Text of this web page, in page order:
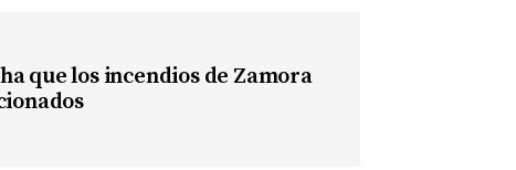
que los incendios de Zamora